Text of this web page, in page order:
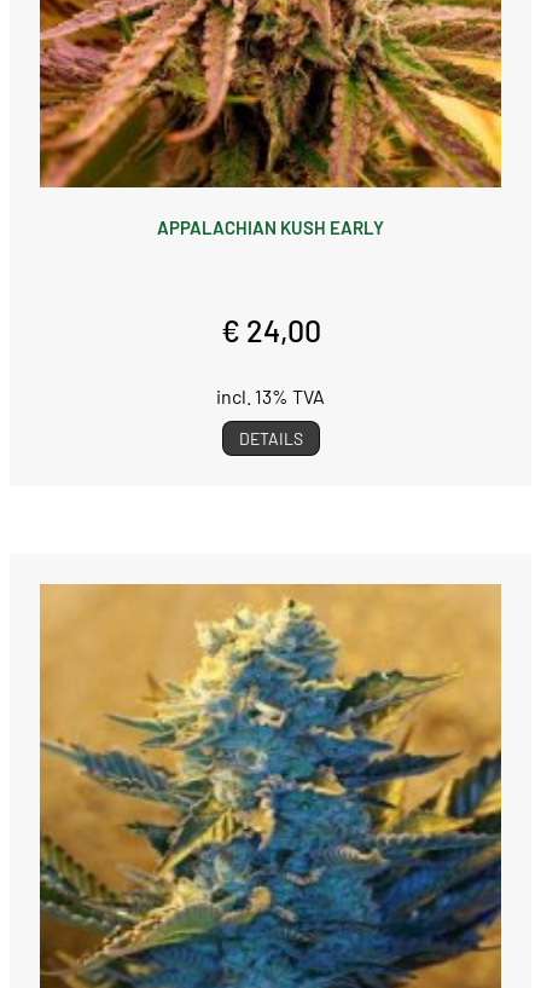
APPALACHIAN KUSH EARLY
€ 24,00
incl. 13% TVA
DETAILS